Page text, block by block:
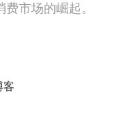
市场的崛起。
客